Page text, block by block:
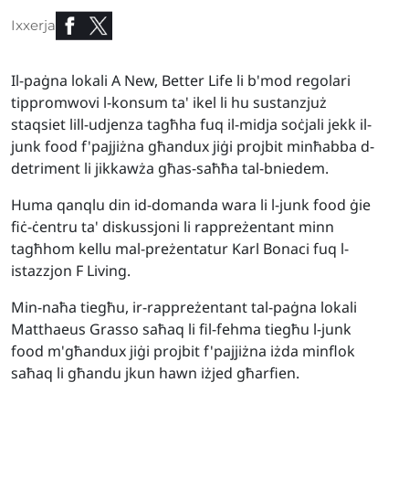
Ixxerja
Il-paġna lokali A New, Better Life li b'mod regolari
tippromwovi l-konsum ta' ikel li hu sustanzjuż
staqsiet lill-udjenza tagħha fuq il-midja soċjali jekk il-
junk food f'pajjiżna għandux jiġi projbit minħabba d-
detriment li jikkawża għas-saħħa tal-bniedem.
Huma qanqlu din id-domanda wara li l-junk food ġie
fiċ-ċentru ta' diskussjoni li rappreżentant minn
tagħhom kellu mal-preżentatur Karl Bonaci fuq l-
istazzjon F Living.
Min-naħa tiegħu, ir-rappreżentant tal-paġna lokali
Matthaeus Grasso saħaq li fil-fehma tiegħu l-junk
food m'għandux jiġi projbit f'pajjiżna iżda minflok
saħaq li għandu jkun hawn iżjed għarfien.